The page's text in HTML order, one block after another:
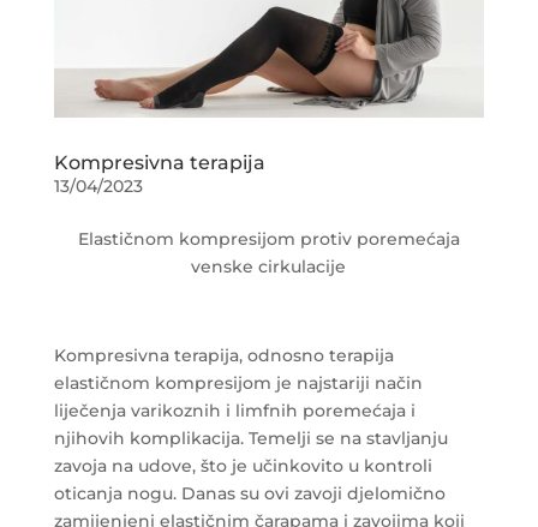
Kompresivna terapija
13/04/2023
Elastičnom kompresijom protiv poremećaja
venske cirkulacije
Kompresivna terapija, odnosno terapija
elastičnom kompresijom je najstariji način
liječenja varikoznih i limfnih poremećaja i
njihovih komplikacija. Temelji se na stavljanju
zavoja na udove, što je učinkovito u kontroli
oticanja nogu. Danas su ovi zavoji djelomično
zamijenjeni elastičnim čarapama i zavojima koji